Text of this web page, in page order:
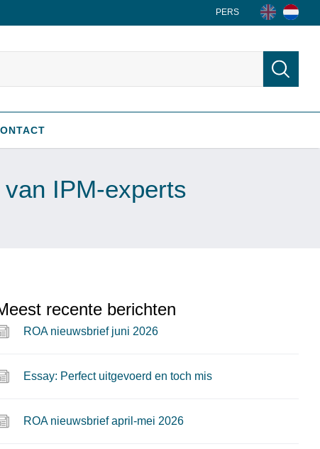
PERS
IPM-experts
recente berichten
ROA nieuwsbrief juni 2026
Essay: Perfect uitgevoerd en toch mis
ROA nieuwsbrief april-mei 2026